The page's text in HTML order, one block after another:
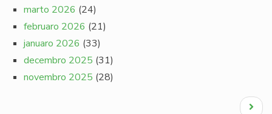
marto 2026 (24)
februaro 2026 (21)
januaro 2026 (33)
decembro 2025 (31)
novembro 2025 (28)
Next